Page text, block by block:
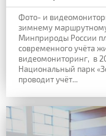
Фото- и
зимнему
Минприроды России
современного учёта
видеомониторинг, в
Национальный парк
проводит учёт...